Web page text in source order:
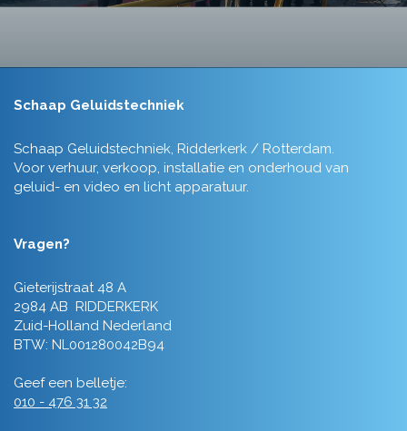
Schaap Geluidstechniek
Schaap Geluidstechniek, Ridderkerk / Rotterdam.
Voor verhuur, verkoop, installatie en onderhoud van
geluid- en video en licht apparatuur.
Vragen?
Gieterijstraat 48 A
2984 AB RIDDERKERK
Zuid-Holland Nederland
BTW: NL001280042B94
Geef een belletje:
010 - 476 31 32